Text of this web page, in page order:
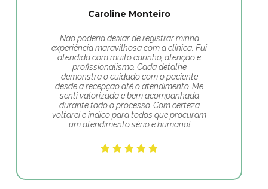
Caroline Monteiro
Não poderia deixar de registrar minha
experiência maravilhosa com a clínica. Fui
atendida com muito carinho, atenção e
profissionalismo. Cada detalhe
demonstra o cuidado com o paciente
desde a recepção até o atendimento. Me
senti valorizada e bem acompanhada
durante todo o processo. Com certeza
voltarei e indico para todos que procuram
um atendimento sério e humano!